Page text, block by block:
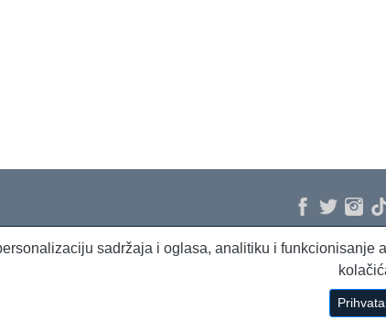
Copyright © 1994 -
sadržaja i oglasa, analitiku i